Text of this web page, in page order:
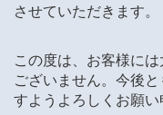
させていただきます。
この度は、お客様に
ございません。今後
すようよろしくお願い